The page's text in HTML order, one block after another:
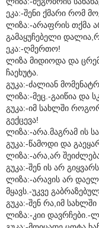
ეკა:-შენი ქმარი რომ
ლიზა:-არაფრის თქმა
გამაყუჩებელი
ეკა:-ღმერთო!
ლიზა მიდიოდა და
ჩაეხუტა.
გუკა:-ძალიან
ლიზა:-მეც.-გაიწია და
გუკა:-იმ სახლში
გექცევა!
ლიზა:-არა.მაგრამ ის
გუკა:-წამოდი და
ლიზა:-არა,არ
გუკა:-შენ ის არ
ლიზა:-არავის არ
მყავს.-უკვე
გუკა:-შენ რა,იმ
ლიზა:-კიი დავრჩები.-